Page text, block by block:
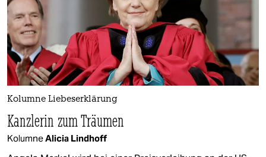
Kolumne Liebeserklärung
Kanzlerin zum Träumen
KolumneAlicia Lindhoff